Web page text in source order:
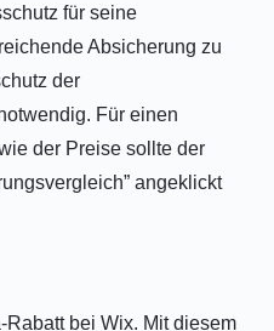
für seine
Absicherung zu
der
Für einen
der Preise sollte der
angeklickt
bei Wix. Mit diesem